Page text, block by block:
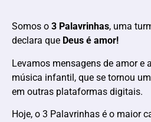
Somos o 3 Palavrinhas, uma
declara que Deus é amor!
Levamos mensagens de amor e
música infantil, que se tornou
em outras plataformas digitais.
Hoje, o 3 Palavrinhas é o maior